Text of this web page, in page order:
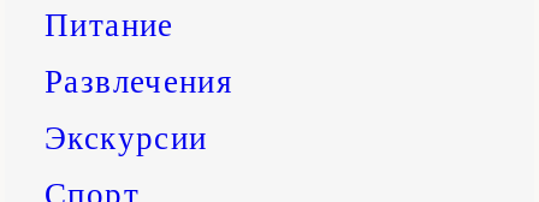
Питание
Развлечения
Экскурсии